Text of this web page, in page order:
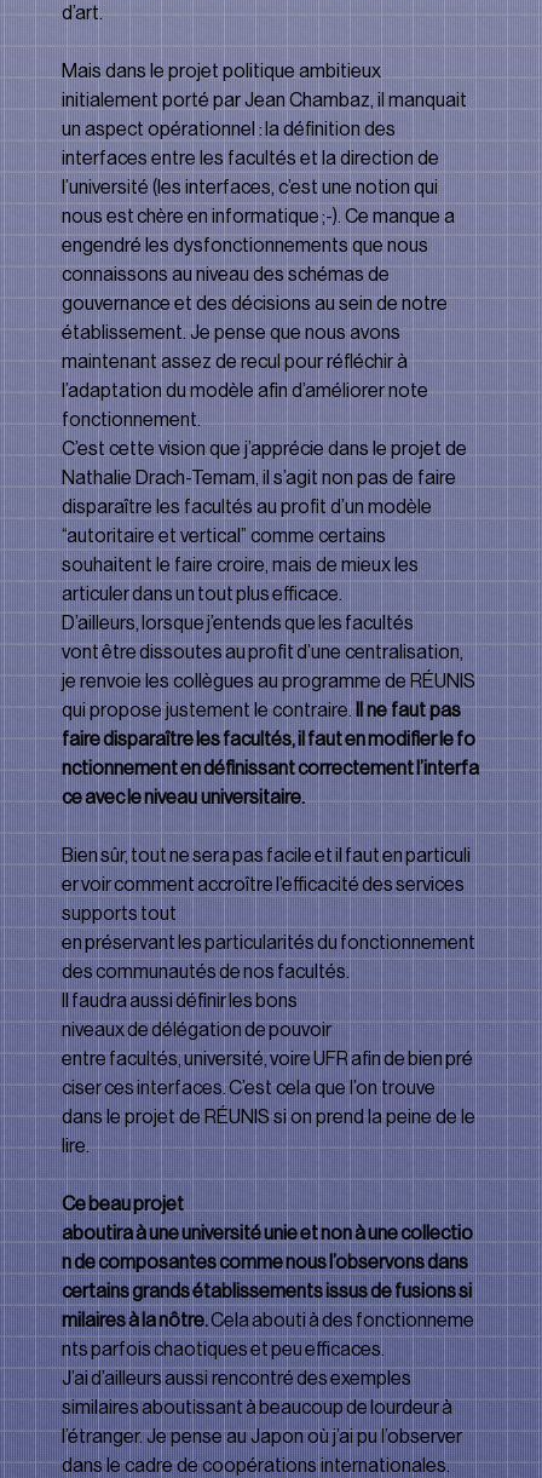
d’art.
Mais dans le projet politique ambitieux
initialement porté par Jean Chambaz, il manquait
un aspect opérationnel : la déﬁnition des
interfaces entre les facultés et la direction de
l’université (les interfaces, c’est une notion qui
nous est chère en informatique ;-). Ce manque a
engendré les dysfonctionnements que nous
connaissons au niveau des schémas de
gouvernance et des décisions au sein de notre
établissement. Je pense que nous avons
maintenant assez de recul pour réﬂéchir à
l’adaptation du modèle aﬁn d’améliorer note
fonctionnement.
C’est cette vision que j’apprécie dans le projet de
Nathalie Drach-Temam, il s’agit non pas de faire
disparaître les facultés au proﬁt d’un modèle
“autoritaire et vertical” comme certains
souhaitent le faire croire, mais de mieux les
articuler dans un tout plus eﬃcace.
D’ailleurs, lorsque j’entends que les facultés
vont être dissoutes au proﬁt d’une centralisation,
je renvoie les collègues au programme de RÉUNIS
qui propose justement le contraire. Il ne faut pas
faire disparaître les facultés, il faut en modiﬁer le fo
nctionnement en déﬁnissant correctement l’interfa
ce avec le niveau universitaire.
Bien sûr, tout ne sera pas facile et il faut en particuli
er voir comment accroître l’eﬃcacité des services
supports tout
en préservant les particularités du fonctionnement
des communautés de nos facultés.
Il faudra aussi déﬁnir les bons
niveaux de délégation de pouvoir
entre facultés, université, voire UFR aﬁn de bien pré
ciser ces interfaces. C’est cela que l’on trouve
dans le projet de RÉUNIS si on prend la peine de le
lire.
Ce beau projet
aboutira à une université unie et non à une collectio
n de composantes comme nous l’observons dans
certains grands établissements issus de fusions si
milaires à la nôtre. Cela abouti à des fonctionneme
nts parfois chaotiques et peu eﬃcaces.
J’ai d’ailleurs aussi rencontré des exemples
similaires aboutissant à beaucoup de lourdeur à
l’étranger. Je pense au Japon où j’ai pu l’observer
dans le cadre de coopérations internationales.